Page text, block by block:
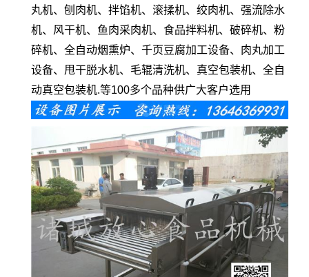
丸机、刨肉机、拌馅机、滚揉机、绞肉机、强流除水
机、风干机、鱼肉采肉机、食品拌料机、破碎机、粉
碎机、全自动烟熏炉、千页豆腐加工设备、肉丸加工
设备、甩干脱水机、毛辊清洗机、真空包装机、全自
动真空包装机.等100多个品种供广大客户选用